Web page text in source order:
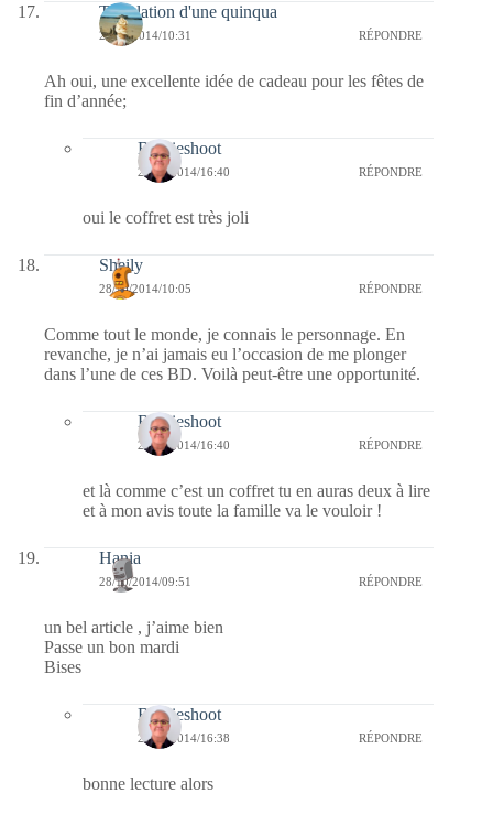
Tribulation d'une quinqua
28/10/2014/10:31 RÉPONDRE
Ah oui, une excellente idée de cadeau pour les fêtes de
fin d’année;
Bernieshoot
29/10/2014/16:40 RÉPONDRE
oui le coffret est très joli
Sheily
28/10/2014/10:05 RÉPONDRE
Comme tout le monde, je connais le personnage. En
revanche, je n’ai jamais eu l’occasion de me plonger
dans l’une de ces BD. Voilà peut-être une opportunité.
Bernieshoot
29/10/2014/16:40 RÉPONDRE
et là comme c’est un coffret tu en auras deux à lire
et à mon avis toute la famille va le vouloir !
Hania
28/10/2014/09:51 RÉPONDRE
un bel article , j’aime bien
Passe un bon mardi
Bises
Bernieshoot
29/10/2014/16:38 RÉPONDRE
bonne lecture alors